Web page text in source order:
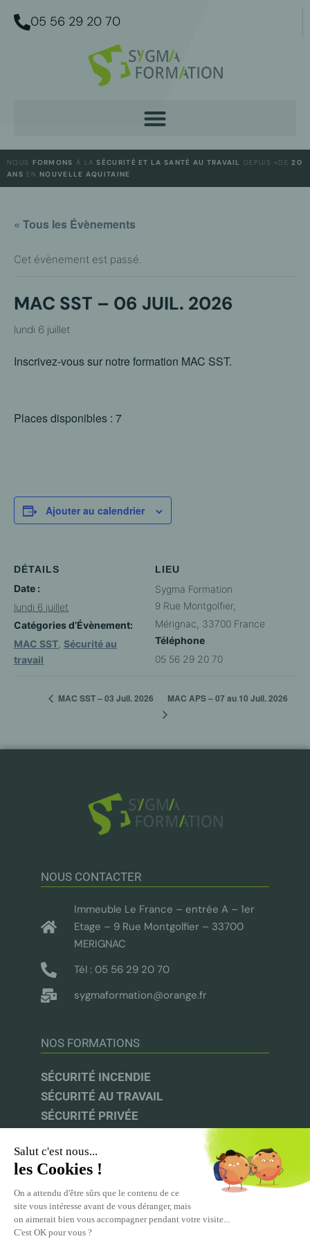
05 56 29 20 70
NOUS FORMONS À LASÉCURITÉ ET LA SANTÉ AU TRAVAIL DEPUIS +DE20
ANS ENNOUVELLE AQUITAINE
« Tous les Évènements
Cet évènement est passé.
MAC SST – 06 JUIL. 2026
lundi 6 juillet
Inscrivez-vous sur notre formation MAC SST.
Places disponibles : 7
Ajouter au calendrier
DÉTAILS
Date :
lundi 6 juillet
Catégories d’Évènement:
MAC SST Sécurité au
travail
LIEU
Sygma Formation
9 Rue Montgolfier,
Mérignac 33700 France
Téléphone
05 56 29 20 70
MAC SST – 03 Juil. 2026 MAC APS – 07 au 10 Juil. 2026
NOUS CONTACTER
Immeuble Le France – entrée A – 1er
Etage – 9 Rue Montgolfier – 33700
MERIGNAC
Tél : 05 56 29 20 70
sygmaformation@orange.fr
NOS FORMATIONS
SÉCURITÉ INCENDIE
SÉCURITÉ AU TRAVAIL
SÉCURITÉ PRIVÉE
UFACS | CNAPS |INRS |CPF
ACPR-PRÉVENTION